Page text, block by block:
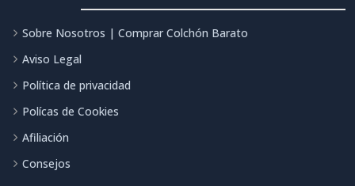
Sobre Nosotros | Comprar Colchón Barato
Aviso Legal
Política de privacidad
Polícas de Cookies
Afiliación
Consejos